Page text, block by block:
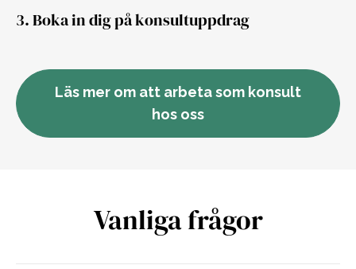
3. Boka in dig på konsultuppdrag
Läs mer om att arbeta som konsult
hos oss
Vanliga frågor